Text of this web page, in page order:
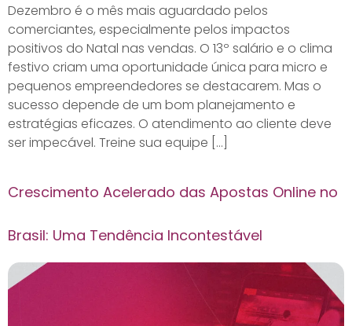
Dezembro é o mês mais aguardado pelos
comerciantes, especialmente pelos impactos
positivos do Natal nas vendas. O 13º salário e o clima
festivo criam uma oportunidade única para micro e
pequenos empreendedores se destacarem. Mas o
sucesso depende de um bom planejamento e
estratégias eficazes. O atendimento ao cliente deve
ser impecável. Treine sua equipe […]
Crescimento Acelerado das Apostas Online no
Brasil: Uma Tendência Incontestável